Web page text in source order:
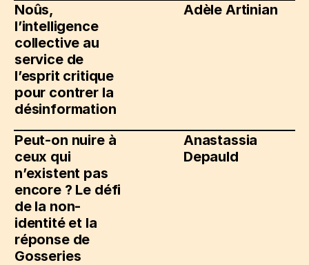
Noûs,
l’intelligence
collective au
service de
l’esprit critique
pour contrer la
désinformation
Adèle Artinian
Peut-on nuire à
ceux qui
n’existent pas
encore ? Le défi
de la non-
identité et la
réponse de
Gosseries
Anastassia
Depauld